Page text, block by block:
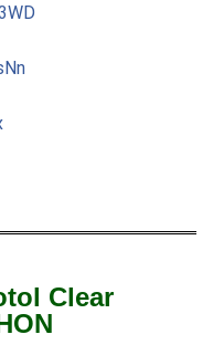
Clear